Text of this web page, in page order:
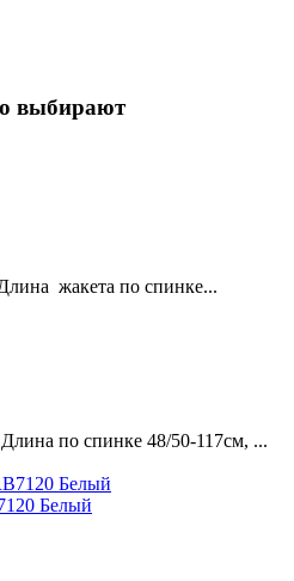
выбирают
жакета по спинке...
по спинке 48/50-117см, ...
Белый